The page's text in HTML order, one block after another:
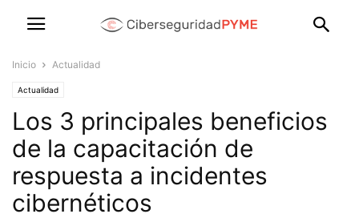
Inicio Actualidad
Actualidad
Los 3 principales beneficios
de la capacitación de
respuesta a incidentes
cibernéticos